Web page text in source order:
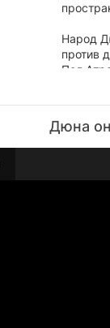
Народ
против
Пол
Дюна